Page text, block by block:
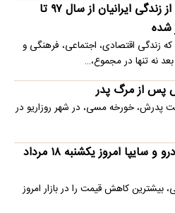
روایت آماری مسعود نیلی از زندگی ایرانیان از سال ۹۷ تا
اقتصادی، اجتماعی، فرهنگی و
پس از مرگ پدر
پدرش، خورخه مسی، در شهر روزاریو در
قیمت محصولات ایران‌خودرو و سایپا امروز یکشنبه ۱۸ مرداد
با افت ۴۰ میلیونی، بیشترین کاهش قیمت را در بازار امروز